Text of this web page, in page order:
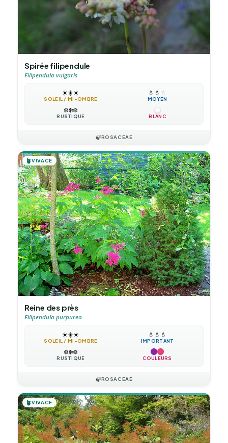
Spirée filipendule
Filipendula vulgaris
☀️☀️☀️
SOLEIL / MI-OMBRE
💧 💧 💧
MOYEN
❄️❄️❄️
RUSTIQUE BLANC
🍃ROSACEAE
🪴VIVACE
Reine des près
Filipendula purpurea
☀️☀️☀️
SOLEIL / MI-OMBRE
💧 💧 💧
IMPORTANT
❄️❄️❄️
RUSTIQUE COULEURS
🍃ROSACEAE
🪴VIVACE